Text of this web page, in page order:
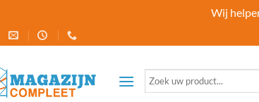
Wij
Zoeken